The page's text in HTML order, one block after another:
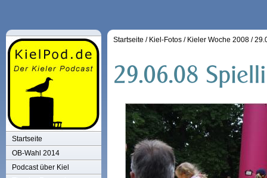
Startseite
OB-Wahl 2014
Podcast über Kiel
Startseite / Kiel-Fotos / Kieler Woche 2008 /